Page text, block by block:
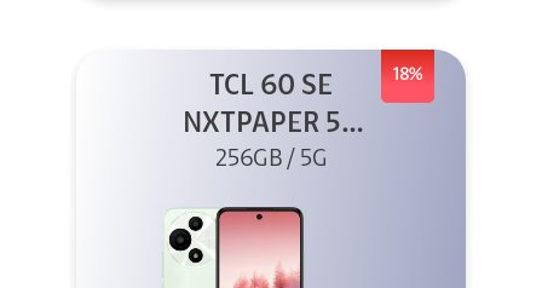
18%
TCL 60 SE
NXTPAPER 5G
256GB Verde
256GB / 5G